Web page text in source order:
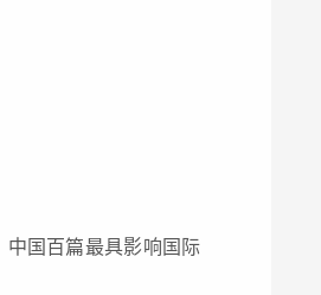
中国百篇最具影响国际